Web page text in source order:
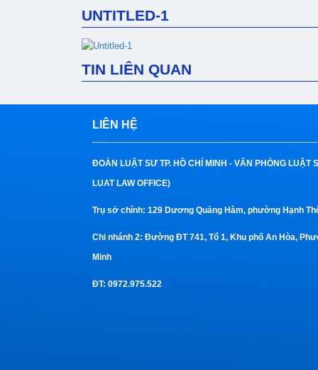
UNTITLED-1
TIN LIÊN QUAN
LIÊN HỆ
ĐOÀN LUẬT SƯ TP. HỒ CHÍ MINH - VĂN PHÒNG LUẬT
LUAT LAW OFFICE)
Trụ sở chính: 129 Dương Quảng Hàm, phường Hạnh
Chi nhánh 2: Đường ĐT 741, Tổ 1, Khu phố An Hòa,
Minh
ĐT: 0972.975.522